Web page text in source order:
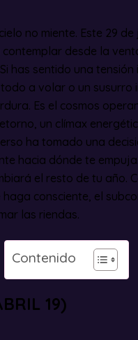
no miente. Este 29
desde la
has sentido una
a volar o un susurro
Es el cosmos
un clímax
ha tomado una
hacia dónde te
el resto de tu año.
consciente, el
las riendas.
Contenido
19)